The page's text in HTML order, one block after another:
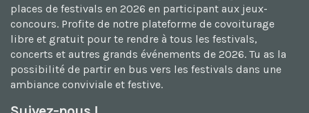
places de festivals en 2026 en participant aux jeux-
concours. Profite de notre plateforme de covoiturage
libre et gratuit pour te rendre à tous les festivals,
concerts et autres grands événements de 2026. Tu as la
possibilité de partir en bus vers les festivals dans une
ambiance conviviale et festive.